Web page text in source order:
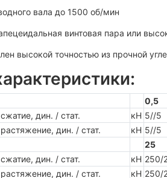
вала до 1500 об/мин
винтовая пара или
высокой точностью из прочной
0,5
дин. / стат.
кН 5//5
дин. / стат.
кН 5//5
25
дин. / стат.
кН 250/
дин. / стат.
кН 250/